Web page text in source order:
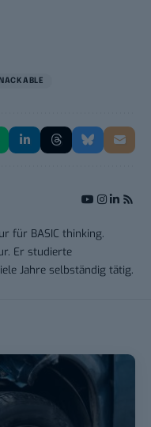
für BASIC thinking.
Er studierte
Jahre selbständig tätig.